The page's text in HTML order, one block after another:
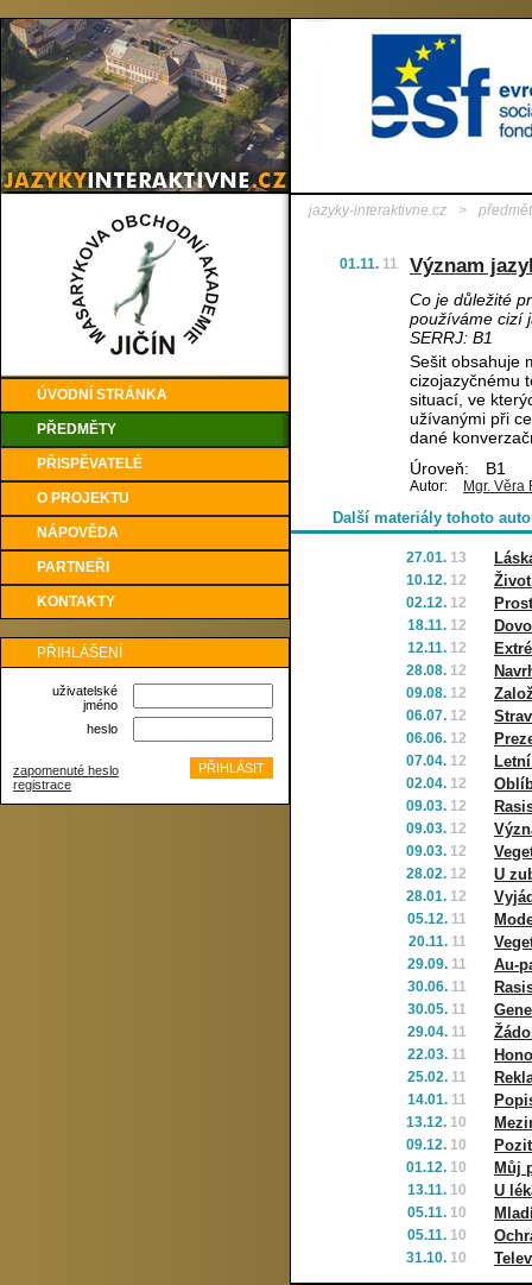
ÚVODNÍ STRÁNKA
PŘEDMĚTY
PŘISPĚVATELÉ
O PROJEKTU
NÁPOVĚDA
PARTNEŘI
KONTAKTY
PŘIHLÁŠENÍ
uživatelské
jméno
heslo
zapomenuté heslo
registrace
jazyky-interaktivne.cz >
01.11. 11 Význam
Co je důležité
používáme cizí
SERRJ: B1
Sešit obsahuje
cizojazyčnému
situací, ve
užívanými při
dané
Úroveň:
B1
Autor: Mgr. Věra
Další materiály tohoto
27.01. 13
10.12. 12
02.12. 12
18.11. 12
12.11. 12
28.08. 12
09.08. 12
06.07. 12
06.06. 12
07.04. 12
02.04. 12
09.03. 12
09.03. 12
09.03. 12
28.02. 12 U
28.01. 12
05.12. 11
20.11. 11
29.09. 11 Au-
30.06. 11
30.05. 11
29.04. 11
22.03. 11
25.02. 11
14.01. 11
13.12. 10
09.12. 10
01.12. 10 Můj
13.11. 10 U
05.11. 10
05.11. 10
31.10. 10